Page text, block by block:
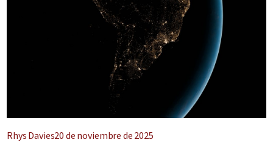
Rhys Davies20 de noviembre de 2025